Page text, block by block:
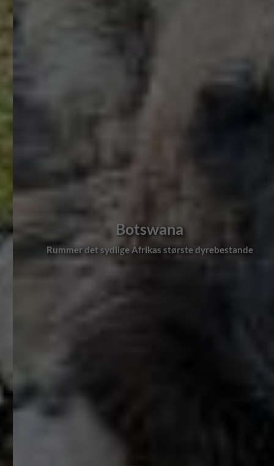
Botswana
Rummer det sydlige Afrikas største dyrebestande